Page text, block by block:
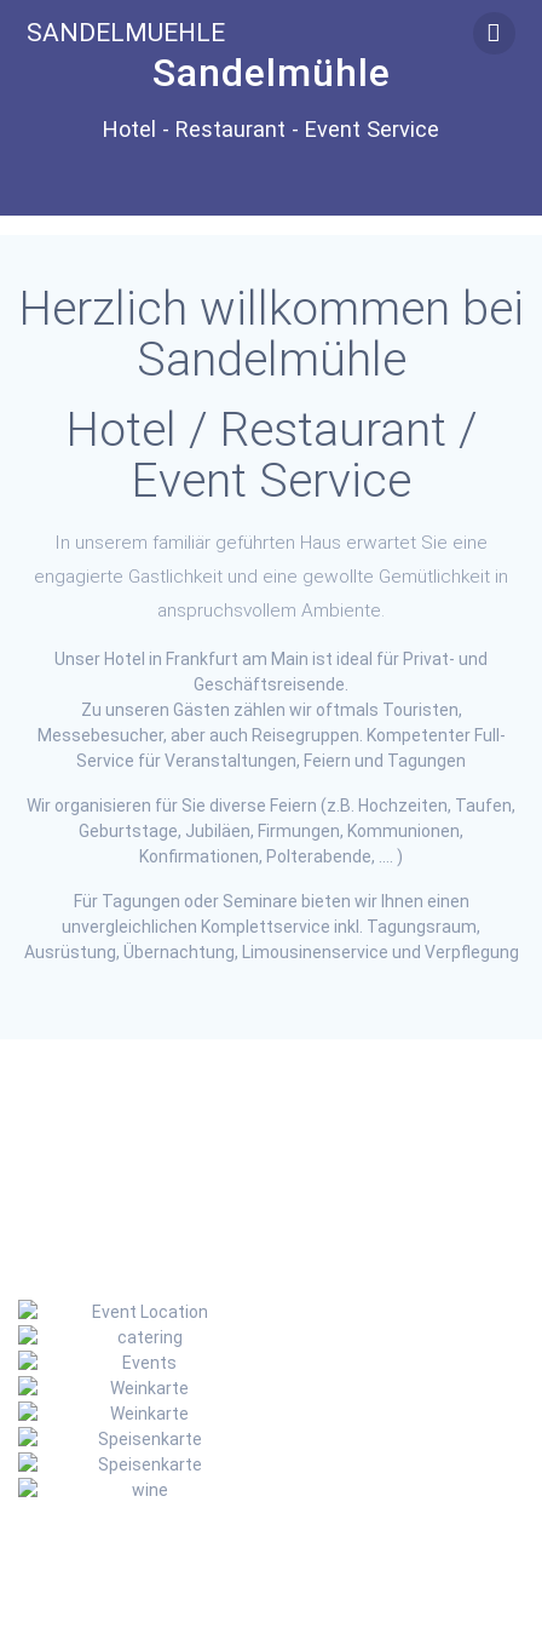
content
SANDELMUEHLE
Sandelmühle
Hotel - Restaurant - Event Service
Herzlich willkommen bei
Sandelmühle
Hotel / Restaurant /
Event Service
In unserem familiär geführten Haus erwartet Sie eine
engagierte Gastlichkeit und eine gewollte Gemütlichkeit in
anspruchsvollem Ambiente.
Unser Hotel in Frankfurt am Main ist ideal für Privat- und
Geschäftsreisende.
Zu unseren Gästen zählen wir oftmals Touristen,
Messebesucher, aber auch Reisegruppen. Kompetenter Full-
Service für Veranstaltungen, Feiern und Tagungen
Wir organisieren für Sie diverse Feiern (z.B. Hochzeiten, Taufen,
Geburtstage, Jubiläen, Firmungen, Kommunionen,
Konfirmationen, Polterabende, …. )
Für Tagungen oder Seminare bieten wir Ihnen einen
unvergleichlichen Komplettservice inkl. Tagungsraum,
Ausrüstung, Übernachtung, Limousinenservice und Verpflegung